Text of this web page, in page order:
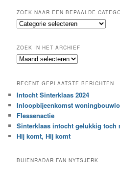
k
e
n
ZOEK NAAR EEN BEPAALDE
Z
k
n
e
e
n
b
e
a
ZOEK IN HET ARCHIEF
Z
k
i
n
h
e
t
c
RECENT GEPLAATSTE BERICHTEN
Intocht Sinterklaas 2024
Inloopbijeenkomst
Flessenactie
Sinterklaas intocht gelukkig toch
Hij komt, Hij komt
BUIENRADAR FAN NYTSJERK